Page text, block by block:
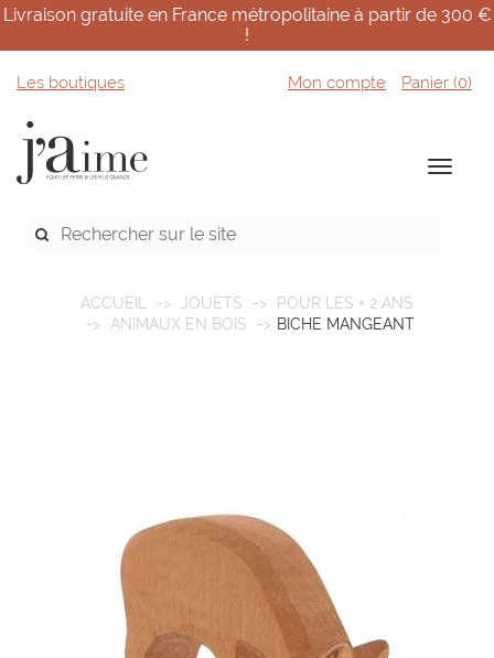
Livraison gratuite en France métropolitaine à partir de 300 €
!
Les boutiques Mon compte Panier (0)
ACCUEIL JOUETS
POUR LES + 2 ANS
ANIMAUX EN BOIS
BICHE MANGEANT